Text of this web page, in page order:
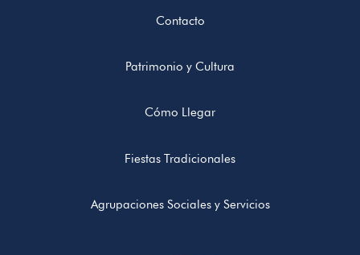
Contacto
Patrimonio y Cultura
Cómo Llegar
Fiestas Tradicionales
Agrupaciones Sociales y Servicios